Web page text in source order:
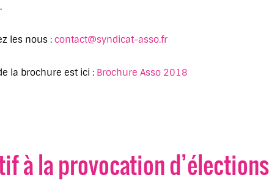
les nous :contact@syndicat-asso.fr
la brochure est ici : Brochure Asso 2018
à la provocation